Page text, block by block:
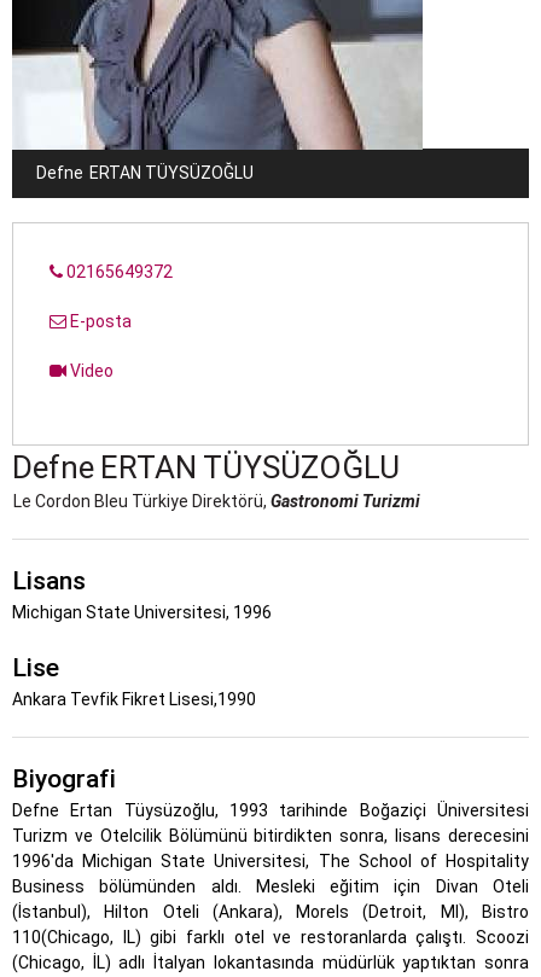
Defne ERTAN TÜYSÜZOĞLU
02165649372
E-posta
Video
Defne ERTAN TÜYSÜZOĞLU
Le Cordon Bleu Türkiye Direktörü, Gastronomi Turizmi
Lisans
Michigan State Universitesi, 1996
Lise
Ankara Tevfik Fikret Lisesi,1990
Biyografi
Defne Ertan Tüysüzoğlu, 1993 tarihinde Boğaziçi Üniversitesi
Turizm ve Otelcilik Bölümünü bitirdikten sonra, lisans derecesini
1996'da Michigan State Universitesi, The School of Hospitality
Business bölümünden aldı. Mesleki eğitim için Divan Oteli
(İstanbul), Hilton Oteli (Ankara), Morels (Detroit, MI), Bistro
110(Chicago, IL) gibi farklı otel ve restoranlarda çalıştı. Scoozi
(Chicago, İL) adlı İtalyan lokantasında müdürlük yaptıktan sonra